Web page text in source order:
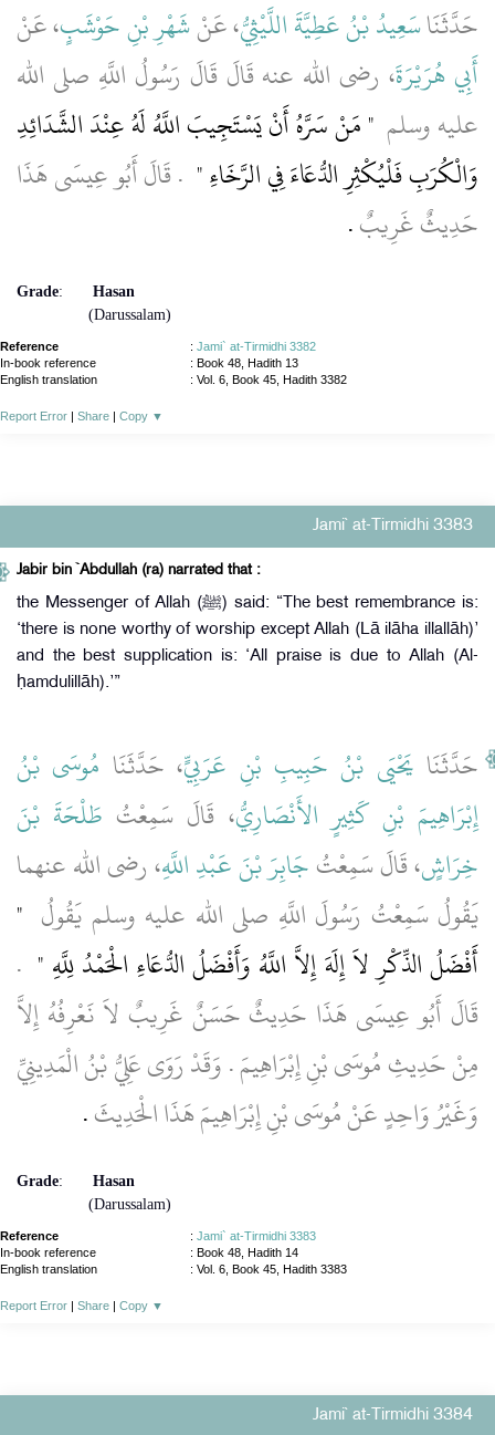
حَدَّثَنَاسَعِيدُ بْنُ عَطِيَّةَ اللَّيْثِيُّ، عَنْشَهْرِ بْنِ حَوْشَبٍ، عَنْ
أَبِي هُرَيْرَةَ، رضى الله عنه قَالَ قَالَ رَسُولُ اللَّهِ صلى الله
عليه وسلم ‏ "‏ مَنْ سَرَّهُ أَنْ يَسْتَجِيبَ اللَّهُ لَهُ عِنْدَ الشَّدَائِدِ
وَالْكُرَبِ فَلْيُكْثِرِ الدُّعَاءَ فِي الرَّخَاءِ ‏" ‏ ‏.‏ قَالَ أَبُو عِيسَى هَذَا
حَدِيثٌ غَرِيبٌ‏.‏
Grade:
Hasan
(Darussalam)
Reference : Jami` at-Tirmidhi 3382
In-book reference
: Book 48, Hadith 13
English translation
: Vol. 6, Book 45, Hadith 3382
Report Error | Share | Copy ▼
Jami` at-Tirmidhi 3383
Jabir bin `Abdullah (ra) narrated that :
the Messenger of Allah (ﷺ) said: “The best remembrance is:
‘there is none worthy of worship except Allah (Lā ilāha illallāh)’
and the best supplication is: ‘All praise is due to Allah (Al-
ḥamdulillāh).’”
حَدَّثَنَا يَحْيَى بْنُ حَبِيبِ بْنِ عَرَبِيٍّ، حَدَّثَنَا مُوسَى بْنُ
إِبْرَاهِيمَ بْنِ كَثِيرٍ الأَنْصَارِيُّ، قَالَ سَمِعْتُ طَلْحَةَ بْنَ
خِرَاشٍ، قَالَ سَمِعْتُجَابِرَ بْنَ عَبْدِ اللَّهِ، رضى الله عنهما
يَقُولُ سَمِعْتُ رَسُولَ اللَّهِ صلى الله عليه وسلم يَقُولُ ‏ "‏
أَفْضَلُ الذِّكْرِ لاَ إِلَهَ إِلاَّ اللَّهُ وَأَفْضَلُ الدُّعَاءِ الْحَمْدُ لِلَّهِ ‏" ‏ ‏.‏
قَالَ أَبُو عِيسَى هَذَا حَدِيثٌ حَسَنٌ غَرِيبٌ لاَ نَعْرِفُهُ إِلاَّ
مِنْ حَدِيثِ مُوسَى بْنِ إِبْرَاهِيمَ ‏.‏ وَقَدْ رَوَى عَلِيُّ بْنُ الْمَدِينِيِّ
وَغَيْرُ وَاحِدٍ عَنْ مُوسَى بْنِ إِبْرَاهِيمَ هَذَا الْحَدِيثَ‏.‏
Grade:
Hasan
(Darussalam)
Reference : Jami` at-Tirmidhi 3383
In-book reference
: Book 48, Hadith 14
English translation
: Vol. 6, Book 45, Hadith 3383
Report Error | Share | Copy ▼
Jami` at-Tirmidhi 3384